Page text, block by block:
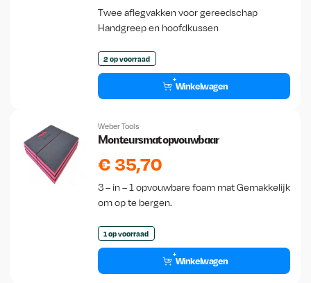
Twee aflegvakken voor gereedschap
Handgreep en hoofdkussen
2 op voorraad
Winkelwagen
Weber Tools
Monteursmat opvouwbaar
€ 35,70
3 – in – 1 opvouwbare foam mat Gemakkelijk
om op te bergen.
1 op voorraad
Winkelwagen